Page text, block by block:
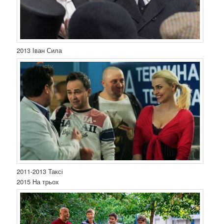
2013 Іван Сила
2011-2013 Таксі
2015 На трьох